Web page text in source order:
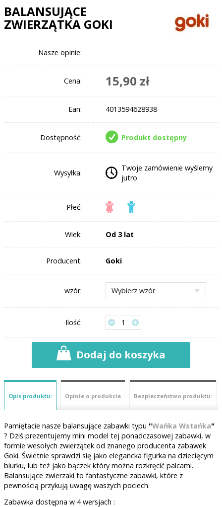
BALANSUJĄCE
ZWIERZĄTKA GOKI
Nasze opinie:
Cena: 15,90 zł
Ean: 4013594628938
Dostępność: Produkt dostępny
Wysyłka:
Twoje zamówienie wyślemy
jutro
Płeć:
Wiek: Od 3 lat
Producent: Goki
wzór:
Ilość:
Dodaj do koszyka
Opis produktu: Opinie o produkcie Bezpieczeństwo produktu:
Pamiętacie nasze balansujące zabawki typu "Wańka Wstańka"
? Dziś prezentujemy mini model tej ponadczasowej zabawki, w
formie wesołych zwierzątek od znanego producenta zabawek
Goki. Świetnie sprawdzi się jako elegancka figurka na dziecięcym
biurku, lub też jako bączek który można rozkręcić palcami.
Balansujące zwierzaki to fantastyczne zabawki, które z
pewnością przykują uwagę waszych pociech.
Zabawka dostępna w 4 wersjach :